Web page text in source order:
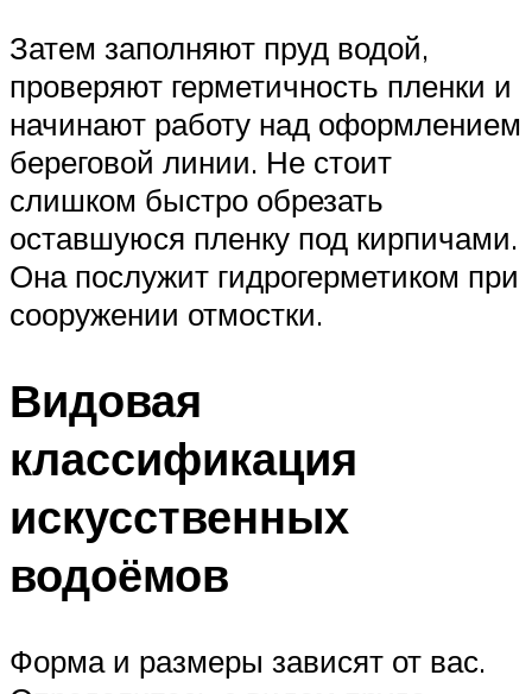
Затем заполняют пруд водой,
проверяют герметичность пленки и
начинают работу над оформлением
береговой линии. Не стоит
слишком быстро обрезать
оставшуюся пленку под кирпичами.
Она послужит гидрогерметиком при
сооружении отмостки.
Видовая
классификация
искусственных
водоёмов
Форма и размеры зависят от вас.